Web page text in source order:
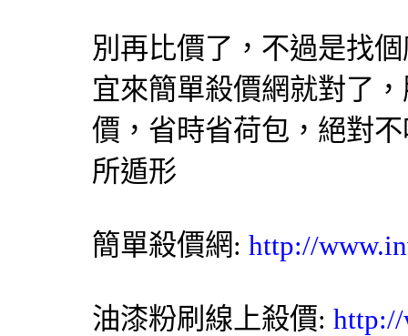
別再比價了，不過是找
宜來簡單殺價網就對了
價 ，省時省荷包，絕對
所遁形
簡單殺價網: http://
油漆粉刷 線上殺價: http://